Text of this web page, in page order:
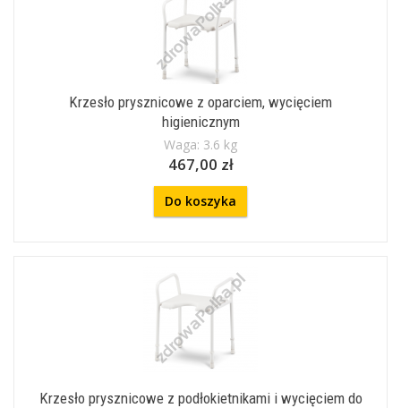
Krzesło prysznicowe z oparciem, wycięciem
higienicznym
Waga: 3.6 kg
467,00 zł
Do koszyka
Krzesło prysznicowe z podłokietnikami i wycięciem do